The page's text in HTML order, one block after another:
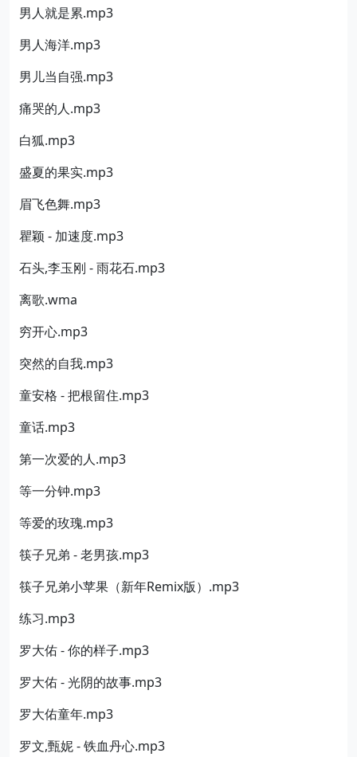
男人就是累.mp3
男人海洋.mp3
男儿当自强.mp3
痛哭的人.mp3
白狐.mp3
盛夏的果实.mp3
眉飞色舞.mp3
瞿颖 - 加速度.mp3
石头,李玉刚 - 雨花石.mp3
离歌.wma
穷开心.mp3
突然的自我.mp3
童安格 - 把根留住.mp3
童话.mp3
第一次爱的人.mp3
等一分钟.mp3
等爱的玫瑰.mp3
筷子兄弟 - 老男孩.mp3
筷子兄弟小苹果（新年Remix版）.mp3
练习.mp3
罗大佑 - 你的样子.mp3
罗大佑 - 光阴的故事.mp3
罗大佑童年.mp3
罗文,甄妮 - 铁血丹心.mp3